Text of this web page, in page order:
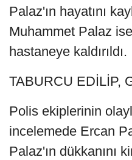
Palaz'ın hayatını
Muhammet Palaz
hastaneye kaldırıldı.
TABURCU EDİLİP,
Polis ekiplerinin
incelemede Ercan
Palaz'ın dükkanını